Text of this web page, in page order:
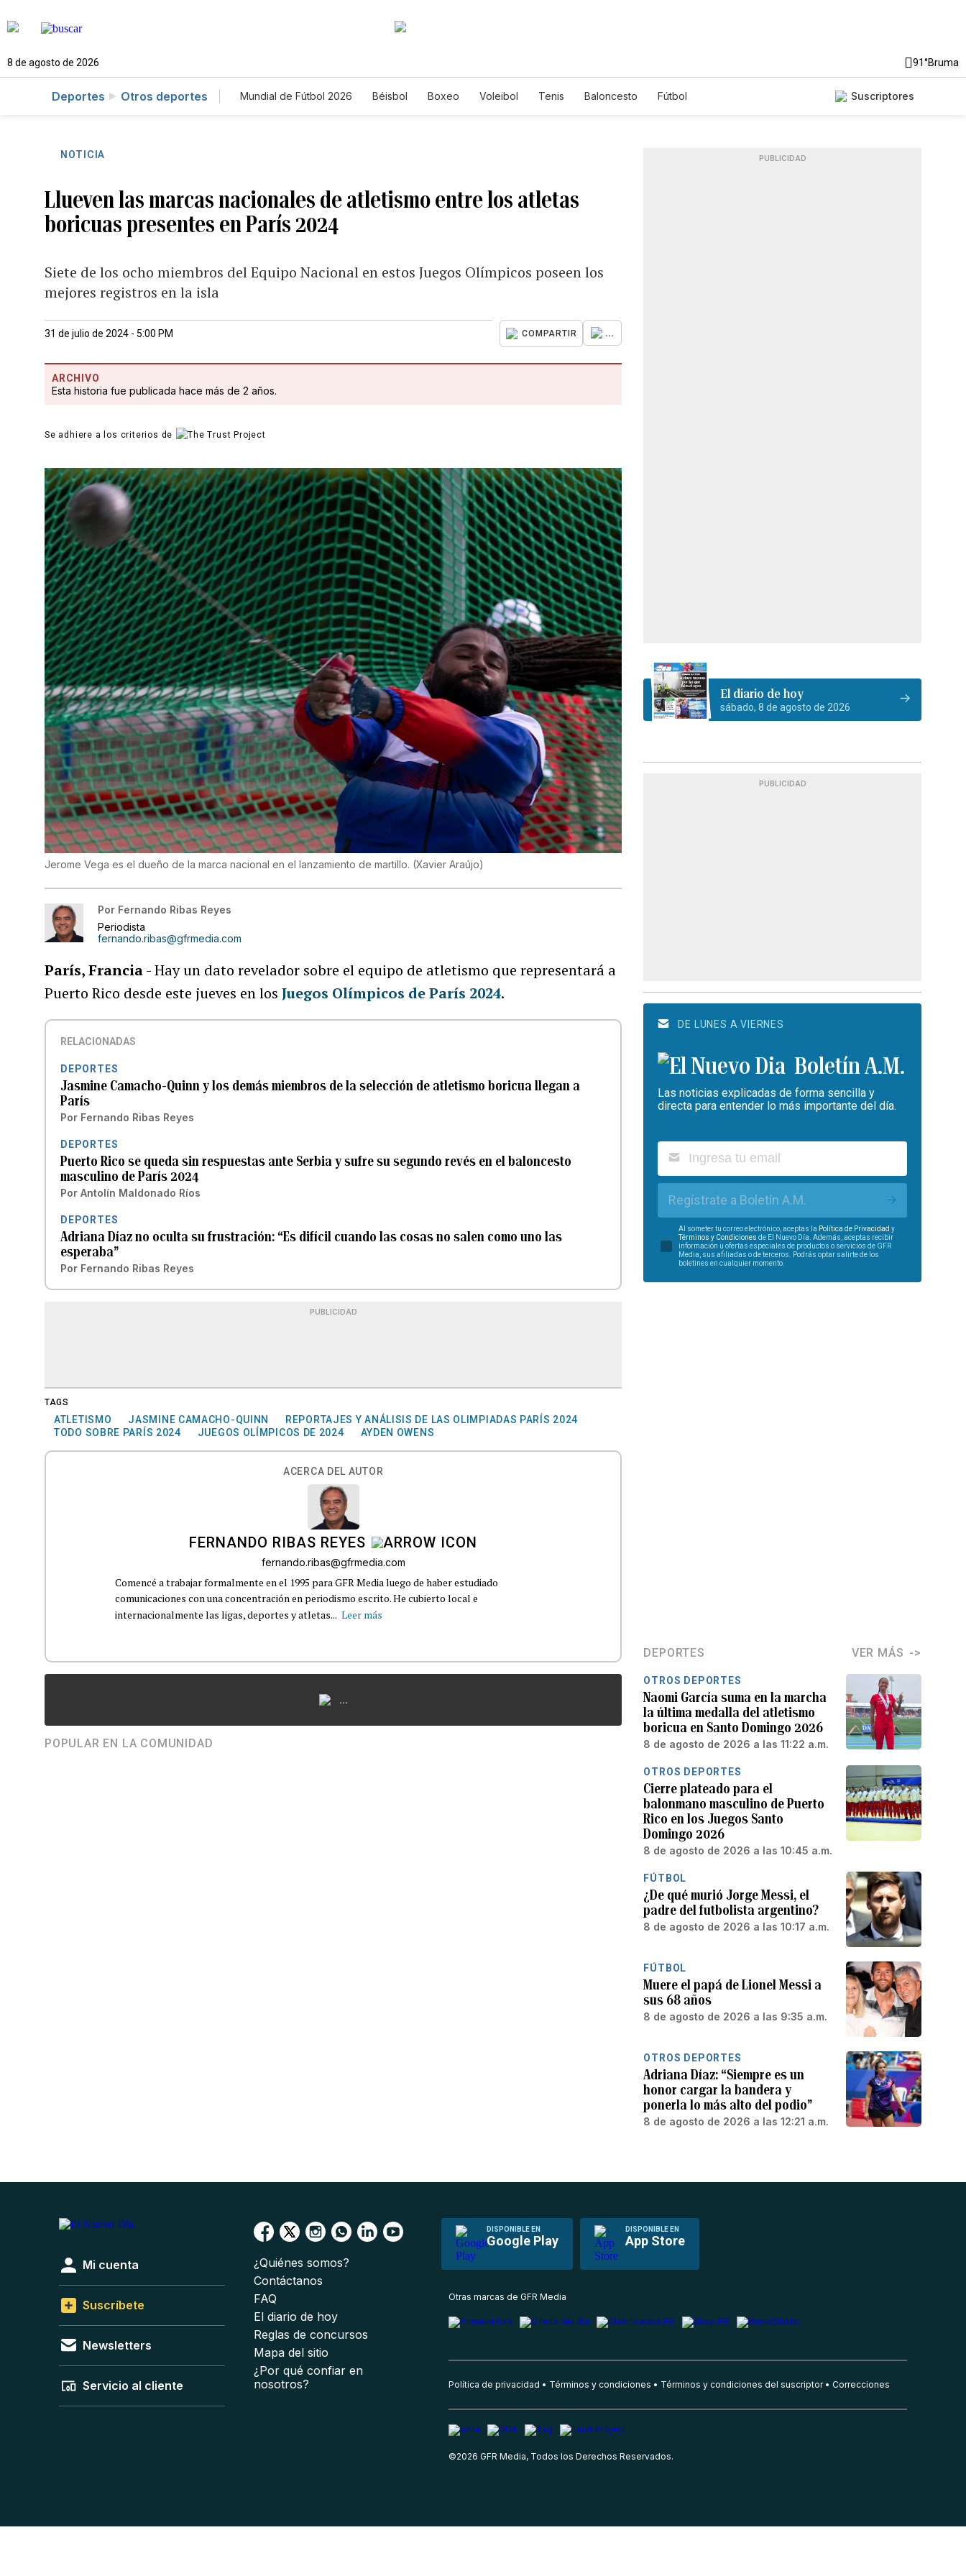
8 de agosto de 2026 91°Bruma
Deportes Otros deportes Mundial de Fútbol 2026 Béisbol Boxeo Voleibol Tenis Baloncesto Fútbol Suscriptores
NOTICIA
Llueven las marcas nacionales de atletismo entre los atletas
boricuas presentes en París 2024
Siete de los ocho miembros del Equipo Nacional en estos Juegos Olímpicos poseen los
mejores registros en la isla
31 de julio de 2024 - 5:00 PM COMPARTIR ...
ARCHIVO
Esta historia fue publicada hace más de 2 años.
Se adhiere a los criterios de
Jerome Vega es el dueño de la marca nacional en el lanzamiento de martillo. (Xavier Araújo)
Por Fernando Ribas Reyes
Periodista
fernando.ribas@gfrmedia.com
París, Francia- Hay un dato revelador sobre el equipo de atletismo que representará a
Puerto Rico desde este jueves en losJuegos Olímpicos de París 2024.
RELACIONADAS
DEPORTES
Jasmine Camacho-Quinn y los demás miembros de la selección de atletismo boricua llegan a
París
Por Fernando Ribas Reyes
DEPORTES
Puerto Rico se queda sin respuestas ante Serbia y sufre su segundo revés en el baloncesto
masculino de París 2024
Por Antolín Maldonado Ríos
DEPORTES
Adriana Díaz no oculta su frustración: “Es difícil cuando las cosas no salen como uno las
esperaba”
Por Fernando Ribas Reyes
PUBLICIDAD
TAGS
ATLETISMO JASMINE CAMACHO-QUINN
REPORTAJES Y ANÁLISIS DE LAS OLIMPIADAS PARÍS 2024
TODO SOBRE PARÍS 2024
JUEGOS OLÍMPICOS DE 2024 AYDEN OWENS
ACERCA DEL AUTOR
FERNANDO RIBAS REYES
fernando.ribas@gfrmedia.com
Comencé a trabajar formalmente en el 1995 para GFR Media luego de haber estudiado
comunicaciones con una concentración en periodismo escrito. He cubierto local e
internacionalmente las ligas, deportes y atletas... Leer más
...
POPULAR EN LA COMUNIDAD
PUBLICIDAD
El diario de hoy
sábado, 8 de agosto de 2026
PUBLICIDAD
DE LUNES A VIERNES
Boletín A.M.
Las noticias explicadas de forma sencilla y
directa para entender lo más importante del día.
Regístrate a Boletín A.M.
Al someter tu correo electrónico, aceptas la Política de Privacidad y
Términos y Condiciones de El Nuevo Día. Además, aceptas recibir
información u ofertas especiales de productos o servicios de GFR
Media, sus afiliadas o de terceros. Podrás optar salirte de los
boletines en cualquier momento.
DEPORTES VER MÁS
OTROS DEPORTES
Naomi García suma en la marcha
la última medalla del atletismo
boricua en Santo Domingo 2026
8 de agosto de 2026 a las 11:22 a.m.
OTROS DEPORTES
Cierre plateado para el
balonmano masculino de Puerto
Rico en los Juegos Santo
Domingo 2026
8 de agosto de 2026 a las 10:45 a.m.
FÚTBOL
¿De qué murió Jorge Messi, el
padre del futbolista argentino?
8 de agosto de 2026 a las 10:17 a.m.
FÚTBOL
Muere el papá de Lionel Messi a
sus 68 años
8 de agosto de 2026 a las 9:35 a.m.
OTROS DEPORTES
Adriana Díaz: “Siempre es un
honor cargar la bandera y
ponerla lo más alto del podio”
8 de agosto de 2026 a las 12:21 a.m.
DISPONIBLE EN
Google Play
DISPONIBLE EN
App Store
Mi cuenta
Suscríbete
Newsletters
Servicio al cliente
¿Quiénes somos?
Contáctanos
FAQ
El diario de hoy
Reglas de concursos
Mapa del sitio
¿Por qué confiar en
nosotros?
Otras marcas de GFR Media
Política de privacidad Términos y condiciones Términos y condiciones del suscriptor Correcciones
©2026 GFR Media, Todos los Derechos Reservados.